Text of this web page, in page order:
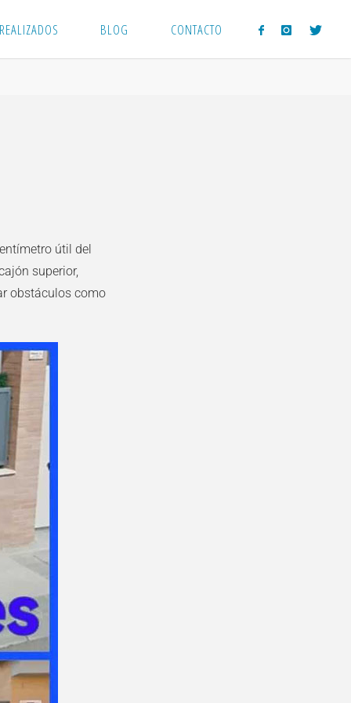
BLOG CONTACTO
útil del
superior,
obstáculos como